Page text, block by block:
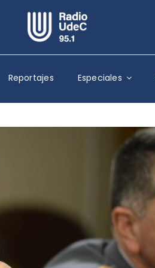
Radio UdeC en vivo
Quiénes Somos
Programación
Podcast
Columnas
Música Clásica
Especiales
Reportajes Especiales